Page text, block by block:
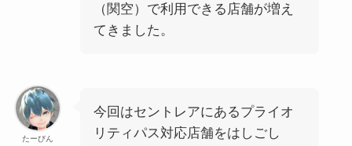
（関空）で利用できる店舗が増え
てきました。
たーびん
今回はセントレアにあるプライオ
リティパス対応店舗をはしごし